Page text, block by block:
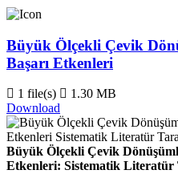
Büyük Ölçekli Çevik
Başarı Etkenleri
1 file(s)
1.30 MB
Download
Büyük Ölçekli Çevik
Etkenleri: Sistematik Literatür